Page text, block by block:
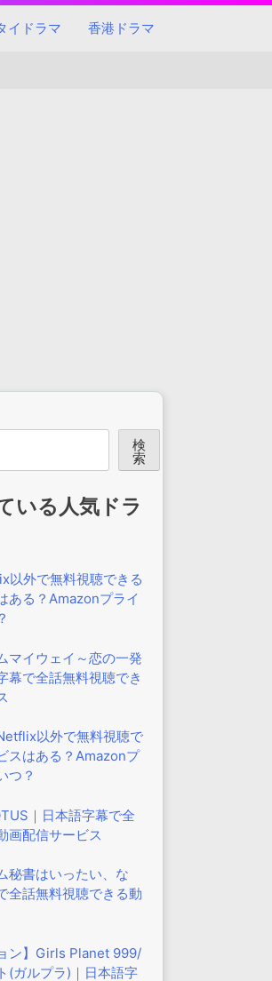
イドラマ 香港ドラマ
検
索
いる人気ドラ
以外で無料視聴できる
ある？Amazonプライ
マイウェイ～恋の一発
幕で全話無料視聴でき
以外で無料視聴で
スはある？Amazonプ
つ？
｜日本語字幕で全
画配信サービス
秘書はいったい、な
全話無料視聴できる動
ン】Girls Planet 999/
(ガルプラ)｜日本語字